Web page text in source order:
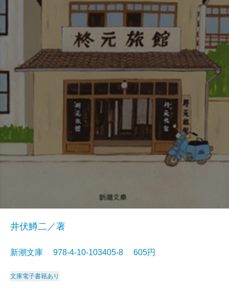
井伏鱒二／著
新潮文庫 978-4-10-103405-8 605円
文庫電子書籍あり